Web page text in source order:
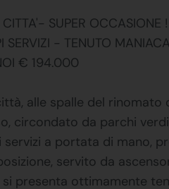
SUPER OCCASIONE
SERVIZI - TENUTO
€ 194.000
alle spalle del rinomato
circondato da parchi
a portata di mano,
servito da
si presenta ottimamente